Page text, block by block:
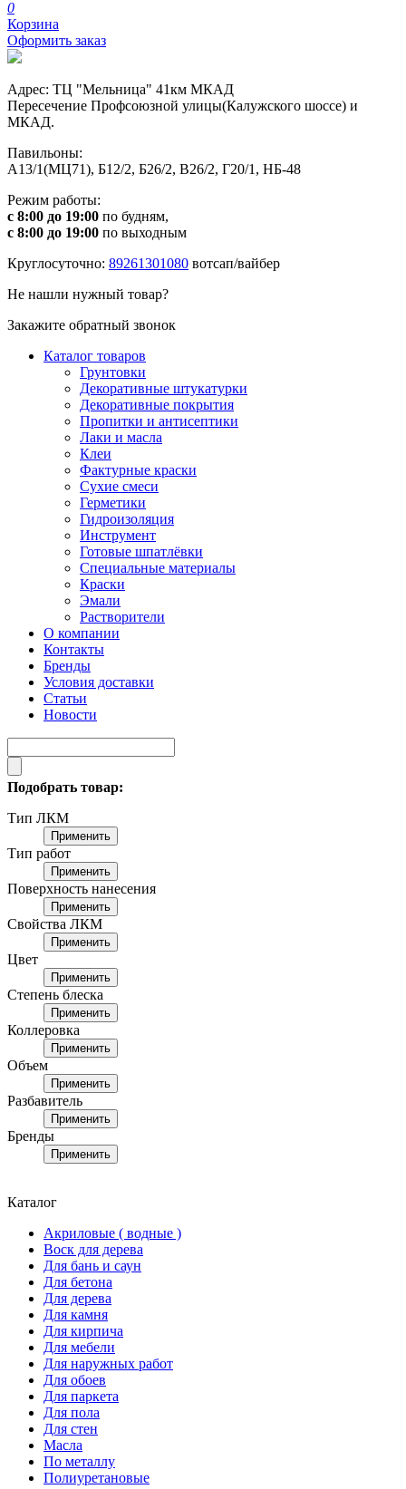
0
Корзина
Оформить заказ
Адрес: ТЦ "Мельница" 41км МКАД
Пересечение Профсоюзной улицы(Калужского шоссе) и
МКАД.
Павильоны:
А13/1(МЦ71), Б12/2, Б26/2, В26/2, Г20/1, НБ-48
Режим работы:
с 8:00 до 19:00 по будням,
с 8:00 до 19:00 по выходным
Круглосуточно: 89261301080 вотсап/вайбер
Не нашли нужный товар?
Закажите обратный звонок
Каталог товаров
Грунтовки
Декоративные штукатурки
Декоративные покрытия
Пропитки и антисептики
Лаки и масла
Клеи
Фактурные краски
Сухие смеси
Герметики
Гидроизоляция
Инструмент
Готовые шпатлёвки
Специальные материалы
Краски
Эмали
Растворители
О компании
Контакты
Бренды
Условия доставки
Статьи
Новости
Подобрать товар:
Тип ЛКМ
Применить
Тип работ
Применить
Поверхность нанесения
Применить
Свойства ЛКМ
Применить
Цвет
Применить
Степень блеска
Применить
Коллеровка
Применить
Объем
Применить
Разбавитель
Применить
Бренды
Применить
Каталог
Акриловые ( водные )
Воск для дерева
Для бань и саун
Для бетона
Для дерева
Для камня
Для кирпича
Для мебели
Для наружных работ
Для обоев
Для паркета
Для пола
Для стен
Масла
По металлу
Полиуретановые